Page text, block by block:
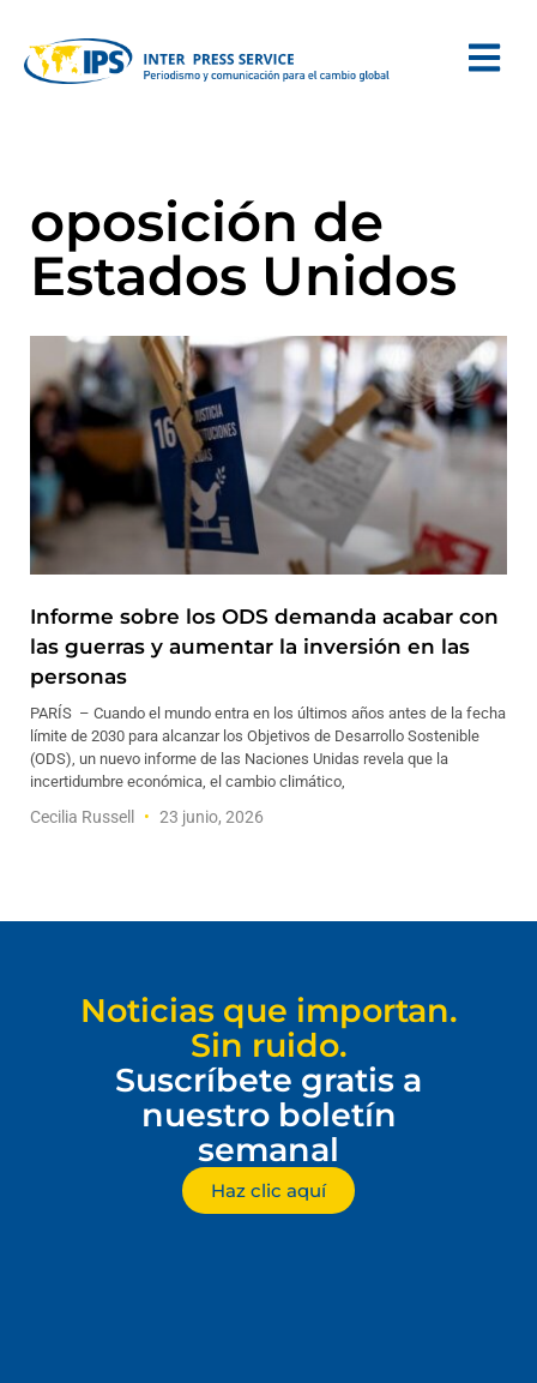
oposición de
Estados Unidos
Informe sobre los ODS demanda acabar con
las guerras y aumentar la inversión en las
personas
PARÍS – Cuando el mundo entra en los últimos años antes de la fecha
límite de 2030 para alcanzar los Objetivos de Desarrollo Sostenible
(ODS), un nuevo informe de las Naciones Unidas revela que la
incertidumbre económica, el cambio climático,
Cecilia Russell 23 junio, 2026
Noticias que importan.
Sin ruido.
Suscríbete gratis a
nuestro boletín
semanal
Haz clic aquí